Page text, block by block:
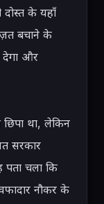
दोस्त के यहाँ
बचाने के
देगा और
था, लेकिन
सरकार
पता चला कि
नौकर के